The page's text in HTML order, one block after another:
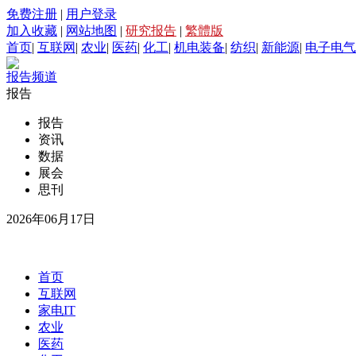
免费注册 | 用户登录
加入收藏 | 网站地图 | 研究报告 | 繁體版
首页| 互联网 | 农业| 医药| 化工| 机电装备| 纺织| 新能源| 电子电气
报告频道
报告
报告
资讯
数据
展会
思刊
2026年06月17日
首页
互联网
家电IT
农业
医药